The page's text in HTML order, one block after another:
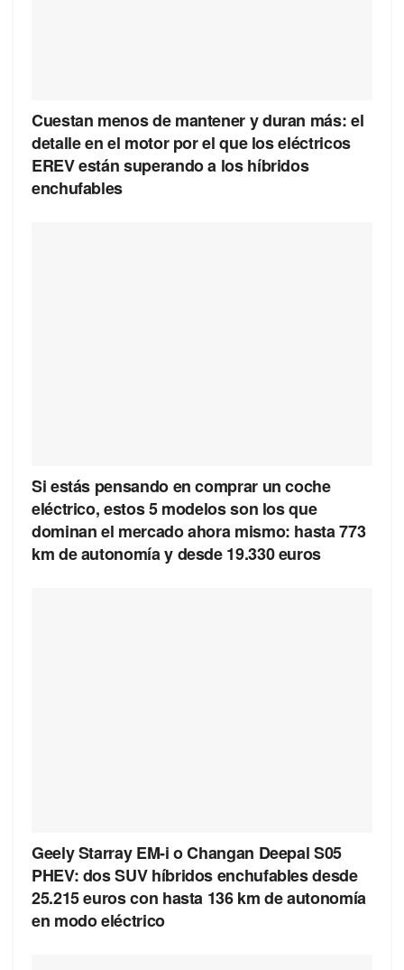
Cuestan menos de mantener y duran más: el
detalle en el motor por el que los eléctricos
EREV están superando a los híbridos
enchufables
Si estás pensando en comprar un coche
eléctrico, estos 5 modelos son los que
dominan el mercado ahora mismo: hasta 773
km de autonomía y desde 19.330 euros
Geely Starray EM-i o Changan Deepal S05
PHEV: dos SUV híbridos enchufables desde
25.215 euros con hasta 136 km de autonomía
en modo eléctrico